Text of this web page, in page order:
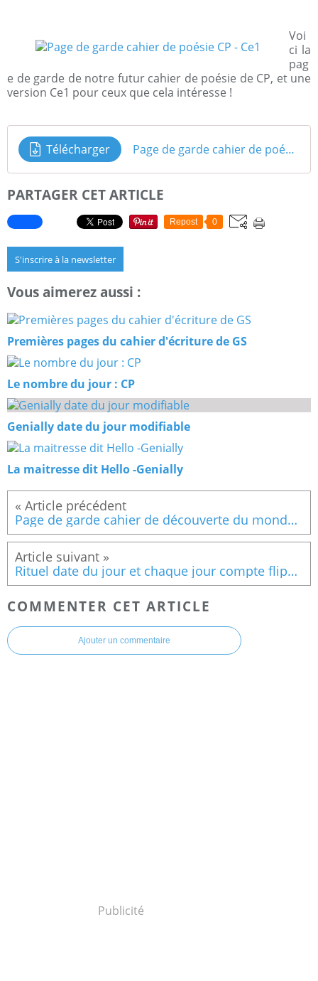
Voi
ci la
pag
e de garde de notre futur cahier de poésie de CP, et une
version Ce1 pour ceux que cela intéresse !
Télécharger Page de garde cahier de poésie Ce1 2015-2016
PARTAGER CET ARTICLE
Repost 0
S'inscrire à la newsletter
Vous aimerez aussi :
Premières pages du cahier d'écriture de GS
Le nombre du jour : CP
Genially date du jour modifiable
La maitresse dit Hello -Genially
Page de garde cahier de découverte du monde CP - Ce1
Rituel date du jour et chaque jour compte flipchart
COMMENTER CET ARTICLE
Ajouter un commentaire
Publicité